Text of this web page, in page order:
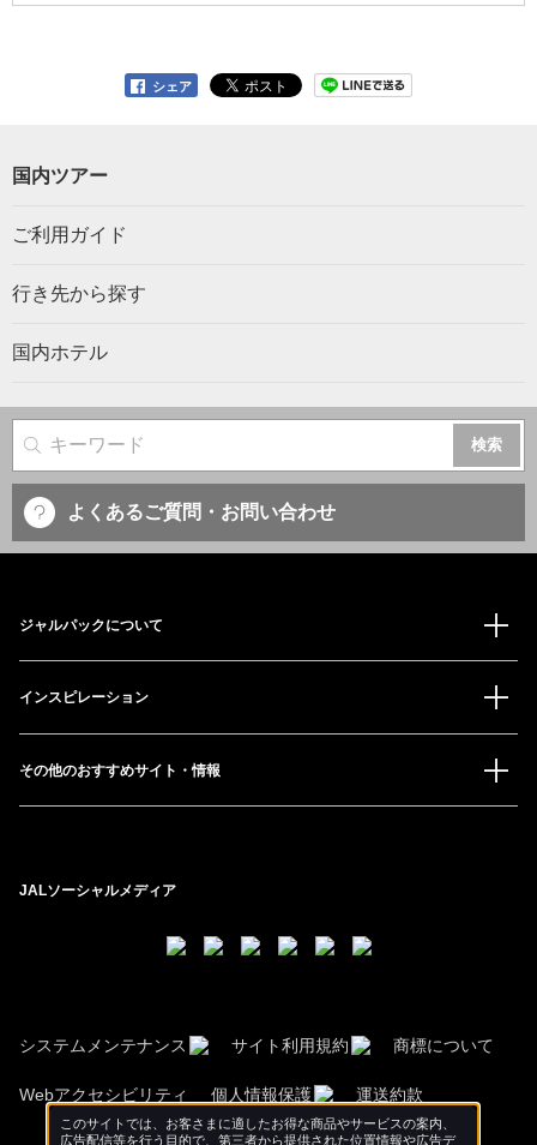
シェア
国内ツアー
ご利用ガイド
行き先から探す
国内ホテル
サイト内検索
よくあるご質問・お問い合わせ
ジャルパックについて
インスピレーション
その他のおすすめサイト・情報
JALソーシャルメディア
システムメンテナンス サイト利用規約 商標について
Webアクセシビリティ 個人情報保護 運送約款
このサイトでは、お客さまに適したお得な商品やサービスの案内、
広告配信等を行う目的で、第三者から提供された位置情報や広告デ